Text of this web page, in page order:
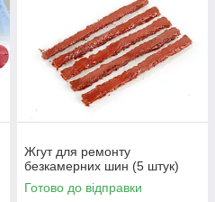
Жгут для ремонту
безкамерних шин (5 штук)
Готово до відправки